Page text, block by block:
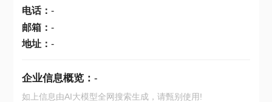
电话： -
邮箱： -
地址： -
企业信息概览： -
如上信息由AI大模型全网搜索生成，请甄别使用!